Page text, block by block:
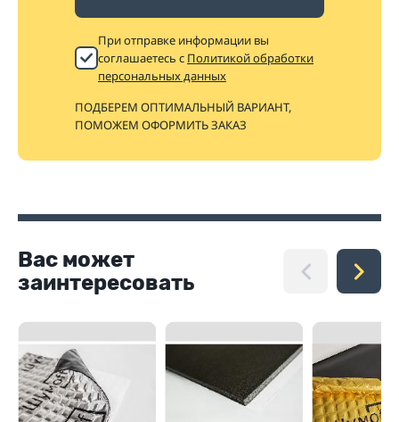
При отправке информации вы
соглашаетесь с Политикой обработки
персональных данных
ПОДБЕРЕМ ОПТИМАЛЬНЫЙ ВАРИАНТ,
ПОМОЖЕМ ОФОРМИТЬ ЗАКАЗ
Вас может
заинтересовать